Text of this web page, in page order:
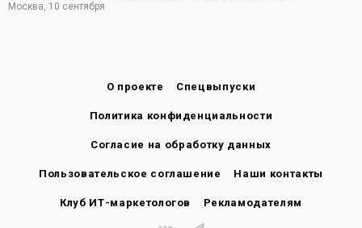
Москва, 10 сентября
О проекте Спецвыпуски
Политика конфиденциальности
Согласие на обработку данных
Пользовательское соглашение Наши контакты
Клуб ИТ-маркетологов Рекламодателям